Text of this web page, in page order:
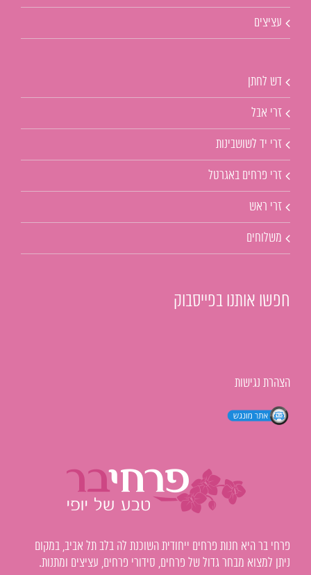
עציצים
דש לחתן
זרי אבל
זרי יד לשושבינות
זרי פרחים באגרטל
זרי ראש
משלוחים
חפשו אותנו בפייסבוק
הצהרת נגישות
פרחי בר היא חנות פרחים ייחודית השוכנת לה בלב תל אביב, במקום
ניתן למצוא מבחר גדול של פרחים, סידורי פרחים, עציצים ומתנות.